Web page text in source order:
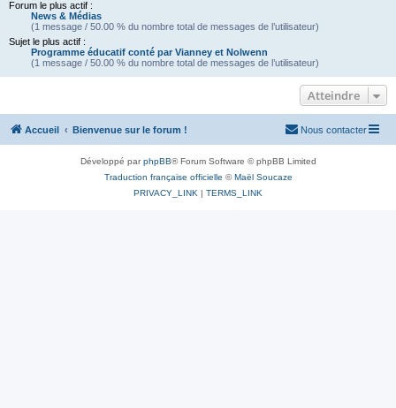
Forum le plus actif :
News & Médias
(1 message / 50.00 % du nombre total de messages de l’utilisateur)
Sujet le plus actif :
Programme éducatif conté par Vianney et Nolwenn
(1 message / 50.00 % du nombre total de messages de l’utilisateur)
Atteindre
Accueil Bienvenue sur le forum ! Nous contacter
Développé parphpBB® Forum Software © phpBB Limited
Traduction française officielle ©Maël Soucaze
PRIVACY_LINK | TERMS_LINK